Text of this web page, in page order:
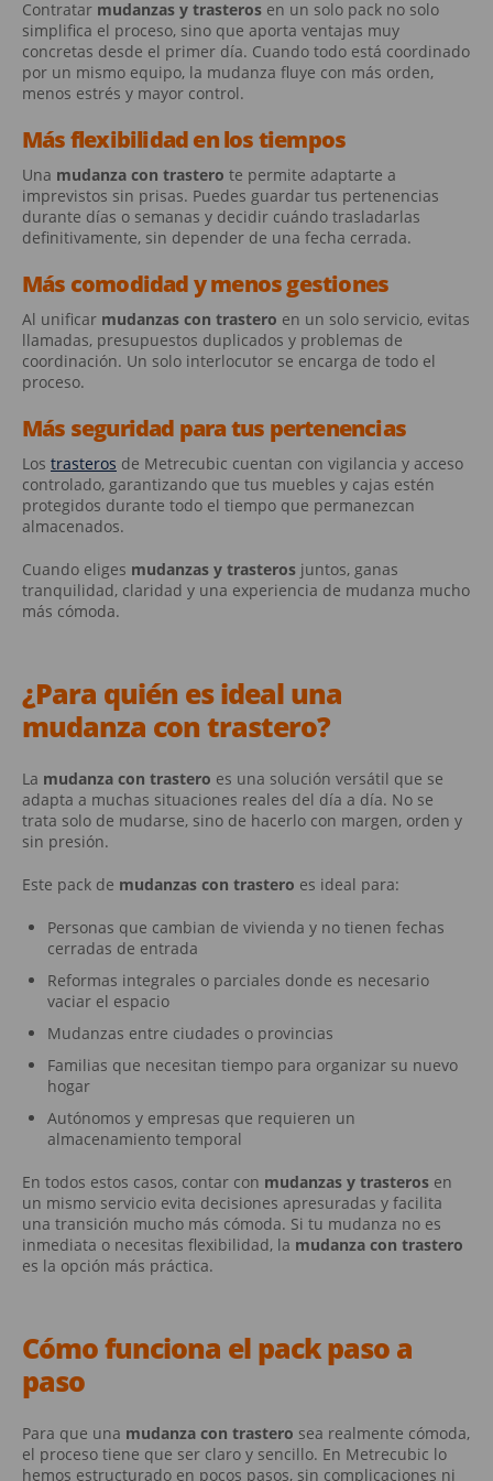
Contratar mudanzas y trasteros en un solo pack no solo
simplifica el proceso, sino que aporta ventajas muy
concretas desde el primer día. Cuando todo está coordinado
por un mismo equipo, la mudanza fluye con más orden,
menos estrés y mayor control.
Más flexibilidad en los tiempos
Una mudanza con trastero te permite adaptarte a
imprevistos sin prisas. Puedes guardar tus pertenencias
durante días o semanas y decidir cuándo trasladarlas
definitivamente, sin depender de una fecha cerrada.
Más comodidad y menos gestiones
Al unificar mudanzas con trastero en un solo servicio, evitas
llamadas, presupuestos duplicados y problemas de
coordinación. Un solo interlocutor se encarga de todo el
proceso.
Más seguridad para tus pertenencias
Los trasteros de Metrecubic cuentan con vigilancia y acceso
controlado, garantizando que tus muebles y cajas estén
protegidos durante todo el tiempo que permanezcan
almacenados.
Cuando eliges mudanzas y trasteros juntos, ganas
tranquilidad, claridad y una experiencia de mudanza mucho
más cómoda.
¿Para quién es ideal una
mudanza con trastero?
La mudanza con trastero es una solución versátil que se
adapta a muchas situaciones reales del día a día. No se
trata solo de mudarse, sino de hacerlo con margen, orden y
sin presión.
Este pack de mudanzas con trastero es ideal para:
Personas que cambian de vivienda y no tienen fechas
cerradas de entrada
Reformas integrales o parciales donde es necesario
vaciar el espacio
Mudanzas entre ciudades o provincias
Familias que necesitan tiempo para organizar su nuevo
hogar
Autónomos y empresas que requieren un
almacenamiento temporal
En todos estos casos, contar con mudanzas y trasteros en
un mismo servicio evita decisiones apresuradas y facilita
una transición mucho más cómoda. Si tu mudanza no es
inmediata o necesitas flexibilidad, la mudanza con trastero
es la opción más práctica.
Cómo funciona el pack paso a
paso
Para que una mudanza con trastero sea realmente cómoda,
el proceso tiene que ser claro y sencillo. En Metrecubic lo
hemos estructurado en pocos pasos, sin complicaciones ni